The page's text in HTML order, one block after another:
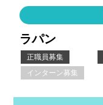
ラパン
正職員募集
インターン募集